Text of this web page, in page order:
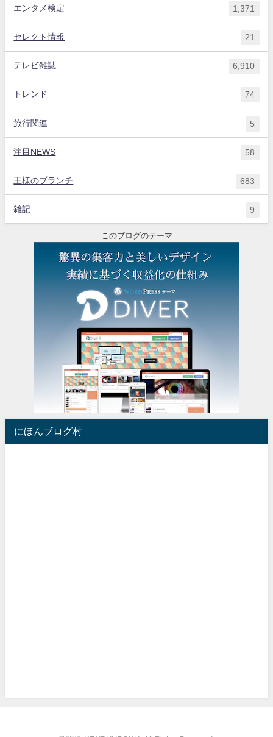
エンタメ検定 1,371
セレクト情報 21
テレビ雑誌 6,910
トレンド 74
旅行関連 5
注目NEWS 58
王様のブランチ 683
雑記 9
このブログのテーマ
にほんブログ村